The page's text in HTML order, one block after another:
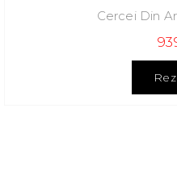
Cercei Din